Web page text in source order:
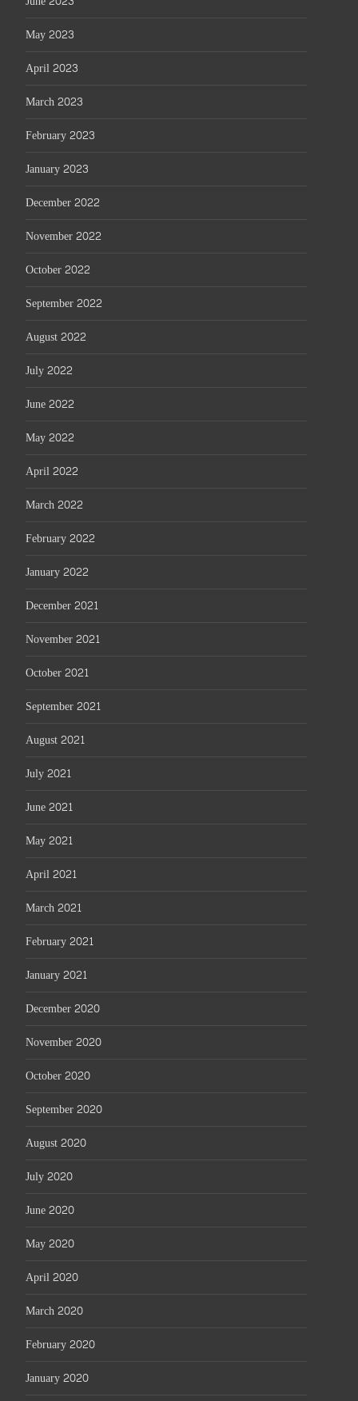
May 2023
April 2023
March 2023
February 2023
January 2023
December 2022
November 2022
October 2022
September 2022
August 2022
July 2022
June 2022
May 2022
April 2022
March 2022
February 2022
January 2022
December 2021
November 2021
October 2021
September 2021
August 2021
July 2021
June 2021
May 2021
April 2021
March 2021
February 2021
January 2021
December 2020
November 2020
October 2020
September 2020
August 2020
July 2020
June 2020
May 2020
April 2020
March 2020
February 2020
January 2020